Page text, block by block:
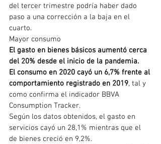
del tercer trimestre podría haber dado
paso a una corrección a la baja en el
cuarto.
Mayor consumo
El gasto en bienes básicos aumentó cerca
del 20% desde el inicio de la pandemia.
El consumo en 2020 cayó un 6,7% frente al
comportamiento registrado en 2019, tal y
como confirma el indicador BBVA
Consumption Tracker.
Según los datos obtenidos, el gasto en
servicios cayó un 28,1% mientras que el
de bienes creció en 9,2%.